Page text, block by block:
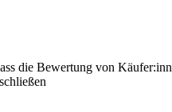
die Bewertung von